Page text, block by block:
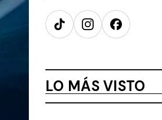
TikTokInstagramFacebook
LO MÁS VISTO